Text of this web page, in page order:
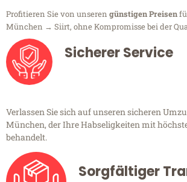
Profitieren Sie von unseren günstigen Preisen
München → Siirt, ohne Kompromisse bei der
Sicherer Service
Verlassen Sie sich auf unseren sicheren
München, der Ihre Habseligkeiten mit
behandelt.
Sorgfältiger